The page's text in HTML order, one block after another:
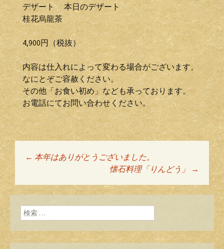
デザート 本日のデザート
桂花烏龍茶
4,900円（税抜）
内容は仕入れによって変わる場合がございます。
なにとぞご容赦ください。
その他「お食い初め」なども承っております。
お電話にてお問い合わせください。
投稿ナビゲーショ
ン
← 本年はありがとうございました。
懐石料理「りんどう」
→
検索: